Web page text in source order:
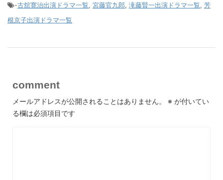
-古舘寛治出演ドラマ一覧, 宮藤官九郎, 滝藤賢一出演ドラマ一覧, 芳
根京子出演ドラマ一覧
comment
メールアドレスが公開されることはありません。 ※ が付いてい
る欄は必須項目です